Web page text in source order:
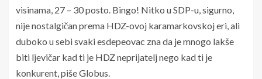
visinama, 27 – 30 posto. Bingo! Nitko u SDP-u, sigurno,
nije nostalgičan prema HDZ-ovoj karamarkovskoj eri, ali
duboko u sebi svaki esdepeovac zna da je mnogo lakše
biti ljevičar kad ti je HDZ neprijatelj nego kad ti je
konkurent, piše Globus.